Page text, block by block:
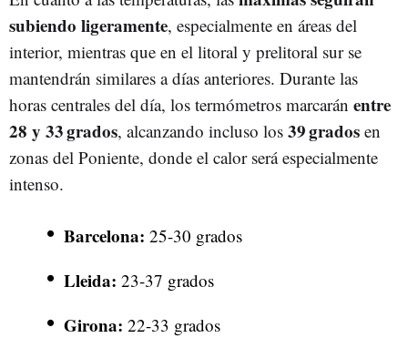
subiendo ligeramente, especialmente en áreas del
interior, mientras que en el litoral y prelitoral sur se
mantendrán similares a días anteriores. Durante las
horas centrales del día, los termómetros marcarán entre
28 y 33 grados, alcanzando incluso los 39 grados en
zonas del Poniente, donde el calor será especialmente
intenso.
Barcelona: 25-30 grados
Lleida: 23-37 grados
Girona: 22-33 grados